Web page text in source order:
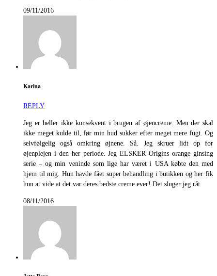
09/11/2016
Karina
REPLY
Jeg er heller ikke konsekvent i brugen af øjencreme. Men der skal
ikke meget kulde til, før min hud sukker efter meget mere fugt. Og
selvfølgelig også omkring øjnene. Så. Jeg skruer lidt op for
øjenplejen i den her periode. Jeg ELSKER Origins orange ginsing
serie – og min veninde som lige har været i USA købte den med
hjem til mig. Hun havde fået super behandling i butikken og her fik
hun at vide at det var deres bedste creme ever! Det sluger jeg råt
08/11/2016